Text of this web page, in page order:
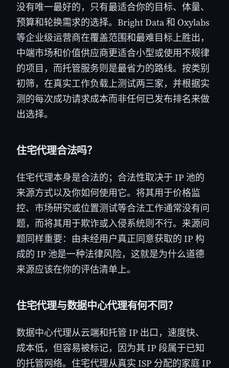
没有唯一最好的，只有最适合你的目标、体量、
预算和轮换需求的选择。Bright Data 和 Oxylabs
等企业级运营商在覆盖范围和最难目标上胜出，
中端市场和价值供应商更适合小型或使用不规律
的项目，而托管服务则是最省力的路线。按类别
初筛，在真实工作负载上测试两三家，并根据实
测的每次成功请求成本而非任何已发布排名来做
出选择。
住宅代理合法吗？
住宅代理本身是合法的；合法性取决于 IP 池的
来源方式以及你如何使用它。将其用于价格监
控、市场研究或位置测试等合法工作通常没有问
题，而将其用于欺诈或入侵系统则不行。来源问
题同样重要：由未经用户真正同意获取的 IP 构
成的 IP 池是一种法律风险，这就是为什么道德
来源应该在你的评估清单上。
住宅代理与数据中心代理有何不同？
数据中心代理从云端和托管 IP 出口，速度快、
成本低，但容易被标记，因为其 IP 段属于已知
的托管网络。住宅代理从真实 ISP 分配的家庭 IP